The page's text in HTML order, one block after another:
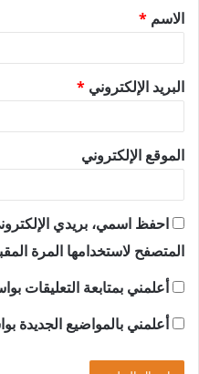
*
الاسم *
البريد الإلكتروني *
الموقع الإلكتروني
احفظ اسمي، بريدي
المتصفح لاستخدامها المرة
أعلمني بمتابعة التعليقات
أعلمني بالمواضيع الجديدة